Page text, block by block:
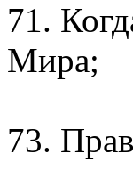
71.
Мира;
73.